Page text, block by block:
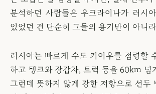
분석하던 사람들은 우크라이나가 러시
있었던 건 단순히 그들의 용기만이 아니
러시아는 빠르게 수도 키이우를 점령할
하고 탱크와 장갑차, 트럭 등을 60km 넘
그런데 뜻하지 않게 강한 저항으로 선두